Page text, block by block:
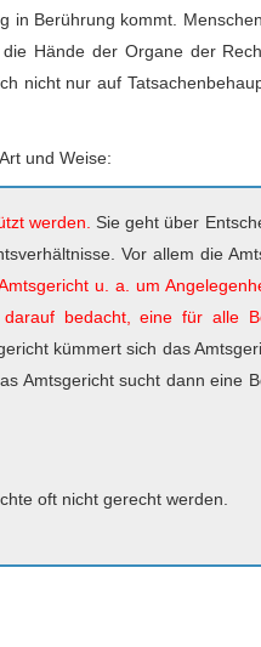
in Berührung kommt.
Hände der Organe der
nicht nur auf
und Weise:
werden. Sie geht über
Vor allem die
u. a. um
bedacht, eine für alle
kümmert sich das
Amtsgericht sucht dann eine
oft nicht gerecht werden.